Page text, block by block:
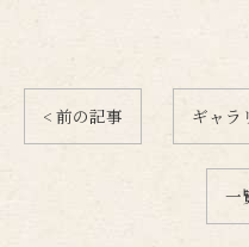
< 前の記事 ギャラ
一